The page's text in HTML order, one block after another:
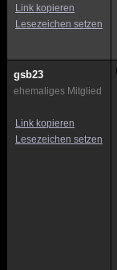
Link kopieren
Lesezeichen setzen
gsb23
ehemaliges Mitglied
Link kopieren
Lesezeichen setzen